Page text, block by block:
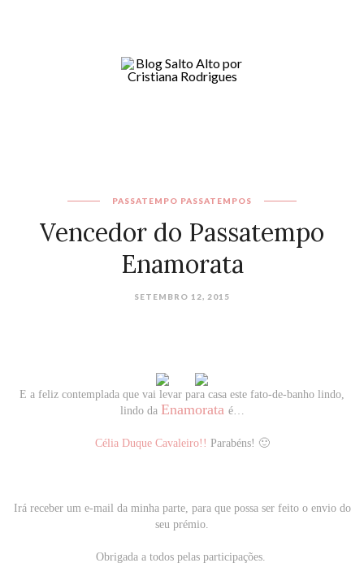
PASSATEMPO PASSATEMPOS
Vencedor do Passatempo
Enamorata
SETEMBRO 12, 2015
E a feliz contemplada que vai levar para casa este fato-de-banho lindo,
lindo da Enamorata é…
Célia Duque Cavaleiro!! Parabéns! 🙂
Irá receber um e-mail da minha parte, para que possa ser feito o envio do
seu prémio.
Obrigada a todos pelas participações.